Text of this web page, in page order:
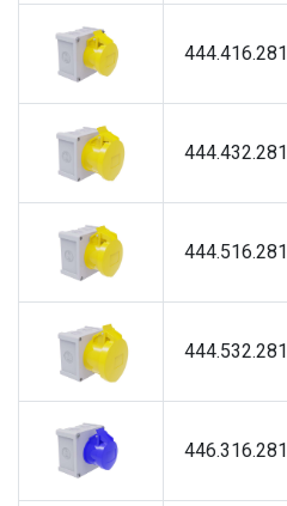
444.416.281
444.432.281
444.516.281
444.532.281
446.316.281